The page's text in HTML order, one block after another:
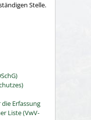
Stelle.
Erfassung
Liste (VwV-